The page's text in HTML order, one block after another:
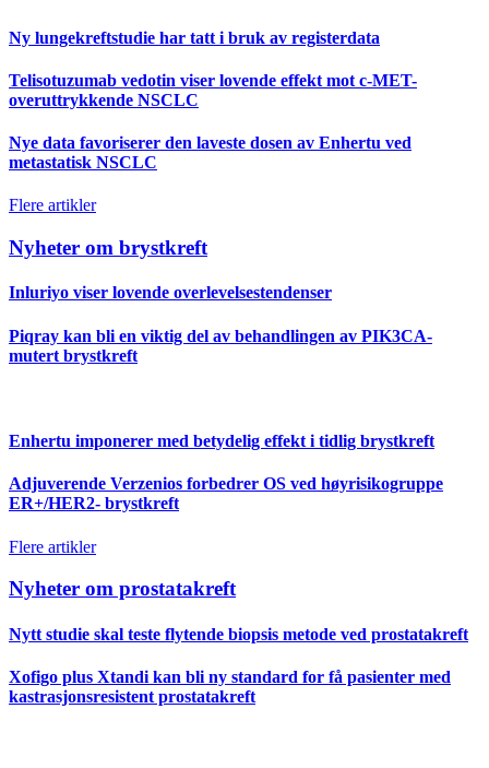
Ny lungekreftstudie har tatt i bruk av registerdata
Telisotuzumab vedotin viser lovende effekt mot c-MET-
overuttrykkende NSCLC
Nye data favoriserer den laveste dosen av Enhertu ved
metastatisk NSCLC
Flere artikler
Nyheter om brystkreft
Inluriyo viser lovende overlevelsestendenser
Piqray kan bli en viktig del av behandlingen av PIK3CA-
mutert brystkreft
Enhertu imponerer med betydelig effekt i tidlig brystkreft
Adjuverende Verzenios forbedrer OS ved høyrisikogruppe
ER+/HER2- brystkreft
Flere artikler
Nyheter om prostatakreft
Nytt studie skal teste flytende biopsis metode ved prostatakreft
Xofigo plus Xtandi kan bli ny standard for få pasienter med
kastrasjonsresistent prostatakreft